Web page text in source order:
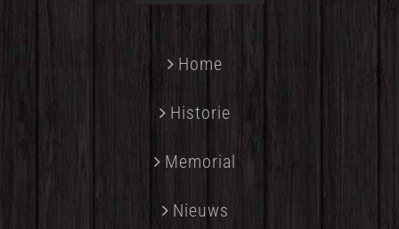
Home
Historie
Memorial
Nieuws